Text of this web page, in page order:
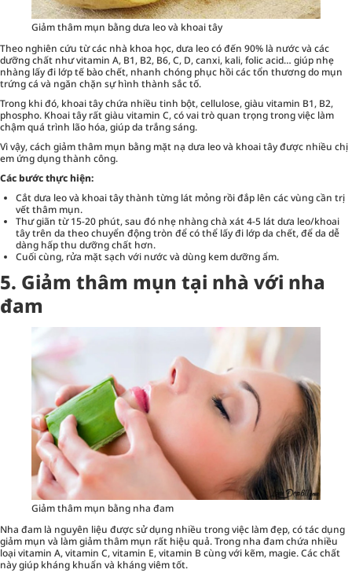
Giảm thâm mụn bằng dưa leo và khoai tây
Theo nghiên cứu từ các nhà khoa học, dưa leo có đến 90% là nước và các
dưỡng chất như vitamin A, B1, B2, B6, C, D, canxi, kali, folic acid… giúp nhẹ
nhàng lấy đi lớp tế bào chết, nhanh chóng phục hồi các tổn thương do mụn
trứng cá và ngăn chặn sự hình thành sắc tố.
Trong khi đó, khoai tây chứa nhiều tinh bột, cellulose, giàu vitamin B1, B2,
phospho. Khoai tây rất giàu vitamin C, có vai trò quan trọng trong việc làm
chậm quá trình lão hóa, giúp da trắng sáng.
Vì vậy, cách giảm thâm mụn bằng mặt nạ dưa leo và khoai tây được nhiều chị
em ứng dụng thành công.
Các bước thực hiện:
Cắt dưa leo và khoai tây thành từng lát mỏng rồi đắp lên các vùng cần trị
vết thâm mụn.
Thư giãn từ 15-20 phút, sau đó nhẹ nhàng chà xát 4-5 lát dưa leo/khoai
tây trên da theo chuyển động tròn để có thể lấy đi lớp da chết, để da dễ
dàng hấp thu dưỡng chất hơn.
Cuối cùng, rửa mặt sạch với nước và dùng kem dưỡng ẩm.
5. Giảm thâm mụn tại nhà với nha
đam
Giảm thâm mụn bằng nha đam
Nha đam là nguyên liệu được sử dụng nhiều trong việc làm đẹp, có tác dụng
giảm mụn và làm giảm thâm mụn rất hiệu quả. Trong nha đam chứa nhiều
loại vitamin A, vitamin C, vitamin E, vitamin B cùng với kẽm, magie. Các chất
này giúp kháng khuẩn và kháng viêm tốt.